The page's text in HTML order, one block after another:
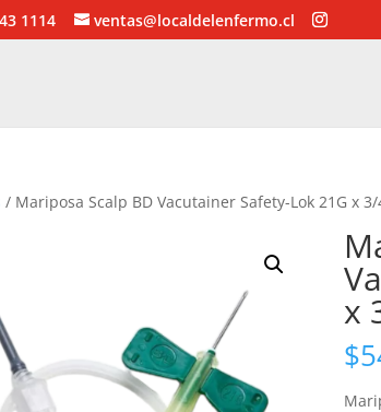
1114 ventas@localdelenfermo.cl
/ Mariposa Scalp BD Vacutainer Safety-Lok 21G x 3/
x
$